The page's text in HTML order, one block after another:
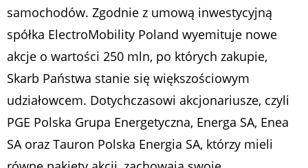
samochodów. Zgodnie z umową inwestycyjną
spółka ElectroMobility Poland wyemituje nowe
akcje o wartości 250 mln, po których zakupie,
Skarb Państwa stanie się większościowym
udziałowcem. Dotychczasowi akcjonariusze, czyli
PGE Polska Grupa Energetyczna, Energa SA, Enea
SA oraz Tauron Polska Energia SA, którzy mieli